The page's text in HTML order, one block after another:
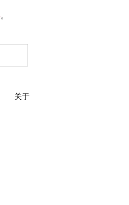
。
关于